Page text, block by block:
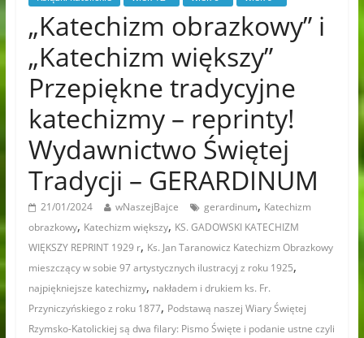
„Katechizm obrazkowy” i
„Katechizm większy”
Przepiękne tradycyjne
katechizmy – reprinty!
Wydawnictwo Świętej
Tradycji – GERARDINUM
21/01/2024 wNaszejBajce gerardinum, Katechizm
obrazkowy, Katechizm większy, KS. GADOWSKI KATECHIZM
WIĘKSZY REPRINT 1929 r, Ks. Jan Taranowicz Katechizm Obrazkowy
mieszczący w sobie 97 artystycznych ilustracyj z roku 1925,
najpiękniejsze katechizmy, nakładem i drukiem ks. Fr.
Przyniczyńskiego z roku 1877, Podstawą naszej Wiary Świętej
Rzymsko-Katolickiej są dwa filary: Pismo Święte i podanie ustne czyli